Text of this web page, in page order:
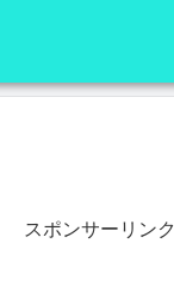
スポンサーリンク